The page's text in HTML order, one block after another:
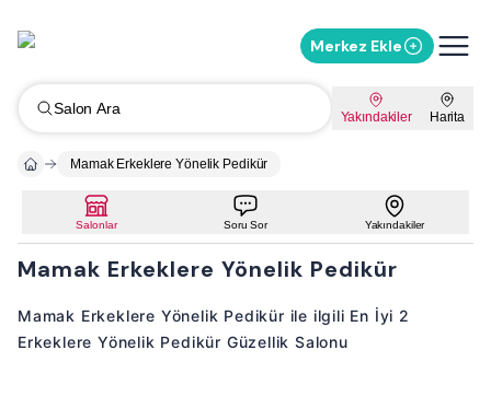
Merkez Ekle
Salon Ara Yakındakiler Harita
Mamak Erkeklere Yönelik Pedikür
Salonlar Soru Sor Yakındakiler
Mamak Erkeklere Yönelik Pedikür
Mamak Erkeklere Yönelik Pedikür ile ilgili En İyi 2
Erkeklere Yönelik Pedikür Güzellik Salonu